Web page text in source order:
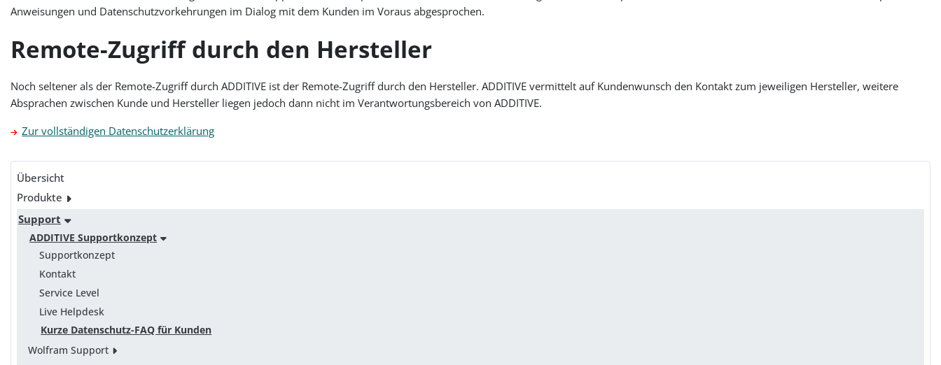
Übersicht
Produkte
Support
ADDITIVE Supportkonzept
Supportkonzept
Kontakt
Service Level
Live Helpdesk
Kurze Datenschutz-FAQ für Kunden
Wolfram Support
Anweisungen und Datenschutzvorkehrungen im Dialog mit dem Kunden im Voraus abgesprochen.
Remote-Zugriff durch den Hersteller
Noch seltener als der Remote-Zugriff durch ADDITIVE ist der Remote-Zugriff durch den Hersteller. ADDITIVE vermittelt auf Kundenwunsch den Kontakt zum jeweiligen Hersteller, weitere
Absprachen zwischen Kunde und Hersteller liegen jedoch dann nicht im Verantwortungsbereich von ADDITIVE.
Zur vollständigen Datenschutzerklärung